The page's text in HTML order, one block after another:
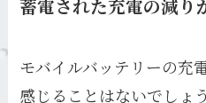
蓄電された充電の減り
モバイルバッテリーの充
感じることはないでしょう